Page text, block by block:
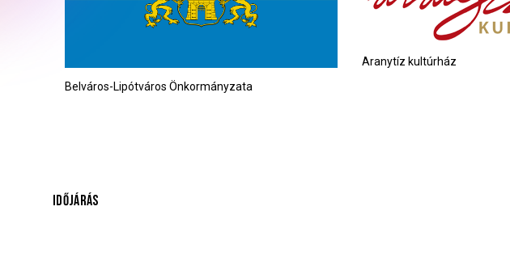
Belváros-Lipótváros Önkormányzata
Aranytíz kultúrház
IDŐJÁRÁS